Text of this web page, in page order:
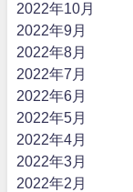
2022年10月
2022年9月
2022年8月
2022年7月
2022年6月
2022年5月
2022年4月
2022年3月
2022年2月